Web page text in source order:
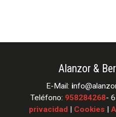
Alanzor &
E-Mail: info
Teléfono: 958284268-
privacidad
Cookies